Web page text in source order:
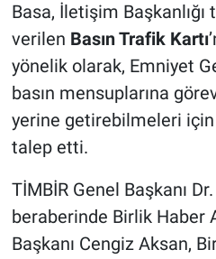
Basa, İletişim Başkanlığı
verilen Basın Trafik Kartı
yönelik olarak, Emniyet
basın mensuplarına
yerine getirebilmeleri için
talep etti.
TİMBİR Genel Başkanı
beraberinde Birlik Haber
Başkanı Cengiz Aksan,